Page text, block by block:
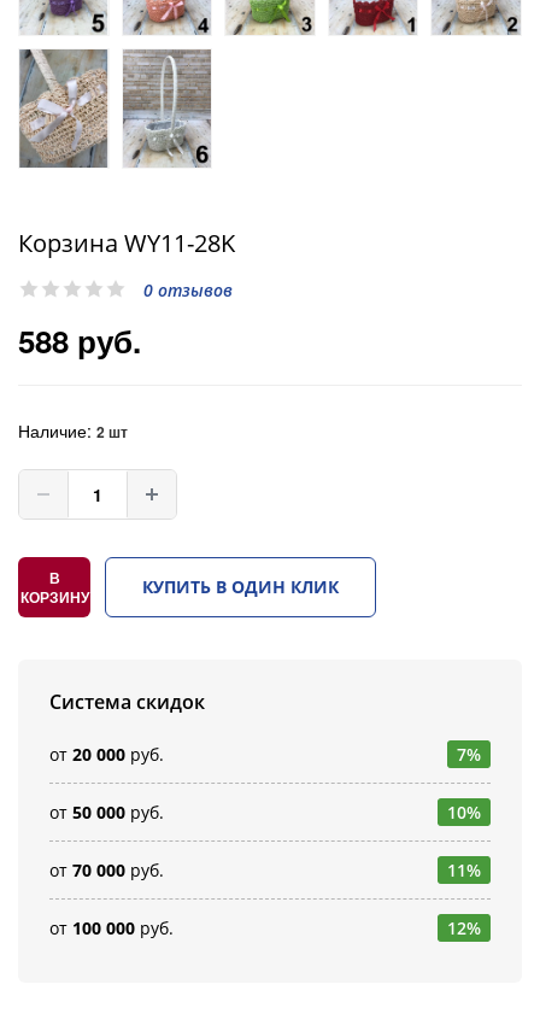
Корзина WY11-28K
0 отзывов
588 руб.
Наличие: 2 шт
В
КОРЗИНУ
КУПИТЬ В ОДИН КЛИК
Система скидок
от 20 000 руб. 7%
от 50 000 руб. 10%
от 70 000 руб. 11%
от 100 000 руб. 12%